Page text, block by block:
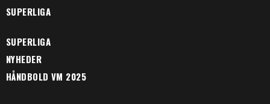
SUPERLIGA
SUPERLIGA
NYHEDER
HÅNDBOLD VM 2025